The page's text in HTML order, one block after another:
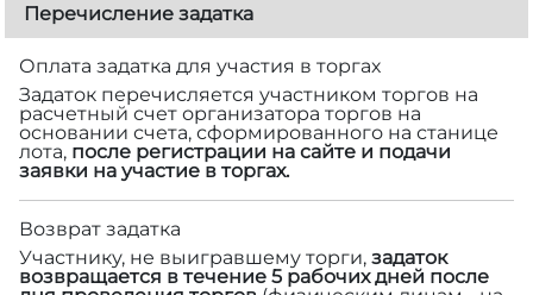
Перечисление задатка
Оплата задатка для участия в торгах
Задаток перечисляется участником торгов на
расчетный счет организатора торгов на
основании счета, сформированного на станице
лота, после регистрации на сайте и подачи
заявки на участие в торгах.
Возврат задатка
Участнику, не выигравшему торги, задаток
возвращается в течение 5 рабочих дней после